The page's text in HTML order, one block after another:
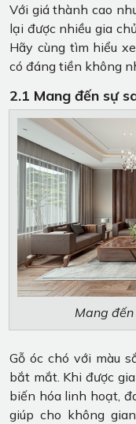
Với giá thành cao
lại được nhiều gia
Hãy cùng tìm hiểu
có đáng tiền không
2.1 Mang đến sự
Mang
Gỗ óc chó với màu
bắt mắt. Khi được
biến hóa linh hoạt,
giúp cho không